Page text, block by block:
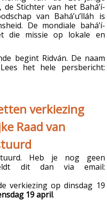
de Stichter van het Bahá’í-
van Bahá’u’lláh is
De mondiale bahá’í-
die missie op lokale en
begint Ridván. De naam
het hele persbericht:
verkiezing
Raad van
Heb je nog geen
dit dan via email:
verkiezing op dinsdag 19
19 april.